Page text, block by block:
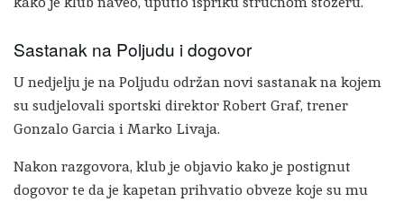
Sastanak na Poljudu i dogovor
U nedjelju je na Poljudu održan novi sastanak na kojem
su sudjelovali sportski direktor Robert Graf, trener
Gonzalo Garcia i Marko Livaja.
Nakon razgovora, klub je objavio kako je postignut
dogovor te da je kapetan prihvatio obveze koje su mu